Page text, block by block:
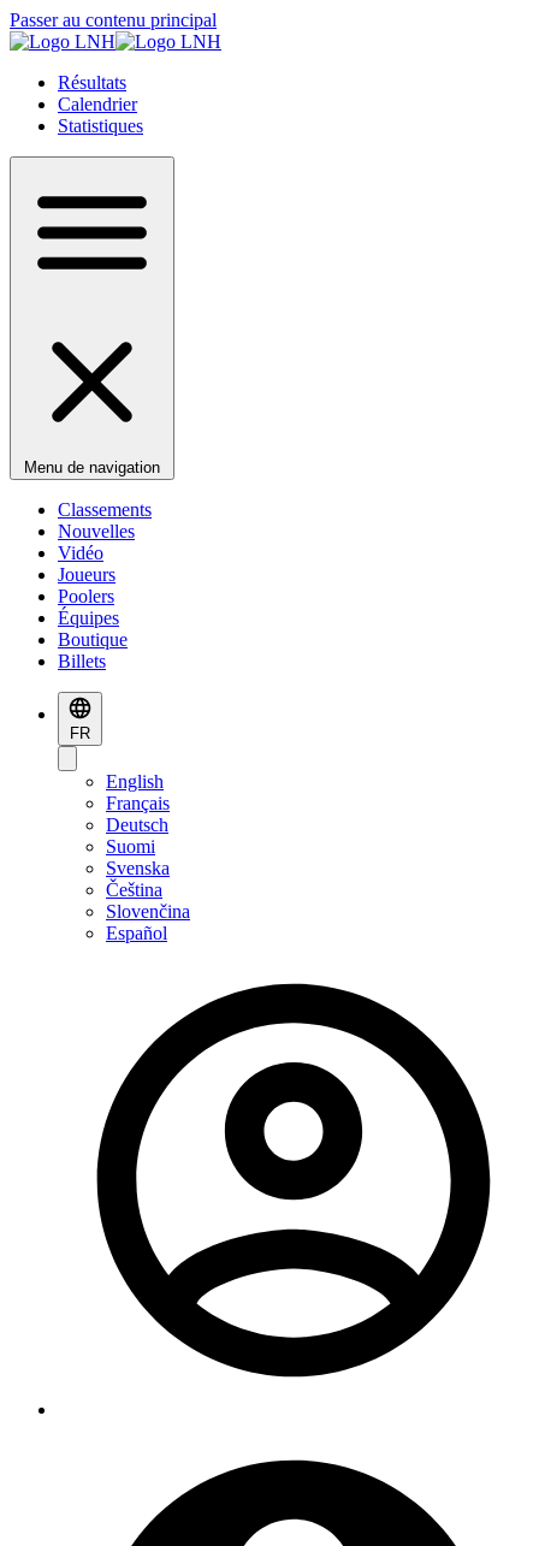
Passer au contenu principal
Résultats
Calendrier
Statistiques
Menu de navigation
Classements
Nouvelles
Vidéo
Joueurs
Poolers
Équipes
Boutique
Billets
FR
English
Français
Deutsch
Suomi
Svenska
Čeština
Slovenčina
Español